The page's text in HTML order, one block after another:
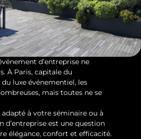
d’entreprise ne
À Paris, capitale du
luxe événementiel, les
mais toutes ne se
à votre séminaire ou à
d’entreprise est une question
élégance, confort et efficacité.